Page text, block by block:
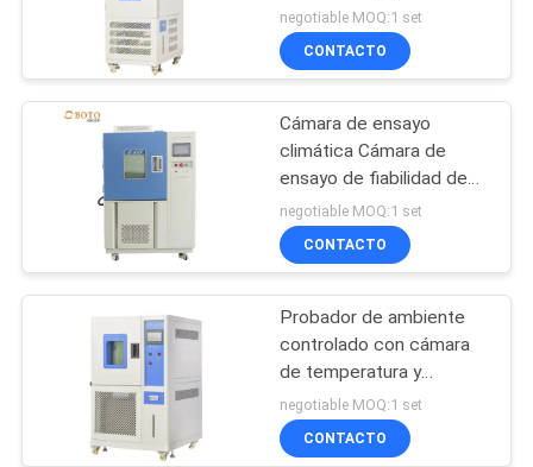
DEL
SITIO
POLÍTICA
PRIVACIDAD
Horno de mufla del
laboratorio
204
Cámara climática
de la prueba
60
ensayo ambiental para
ensayos de productos
negotiable MOQ:1 set
CONTACTO
Cámara de ensayo
climática Cámara de
ensayo de fiabilidad de
control preciso de la
temperatura
negotiable MOQ:1 set
CONTACTO
Probador de ambiente
controlado con cámara
de temperatura y
humedad para
laboratorios de
investigación y
negotiable MOQ:1 set
CONTACTO